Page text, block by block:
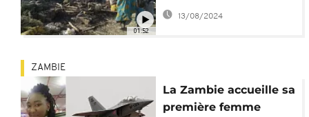
01:52
50 morts dont des
13/08/2024
ZAMBIE
La Zambie accueille sa
première femme